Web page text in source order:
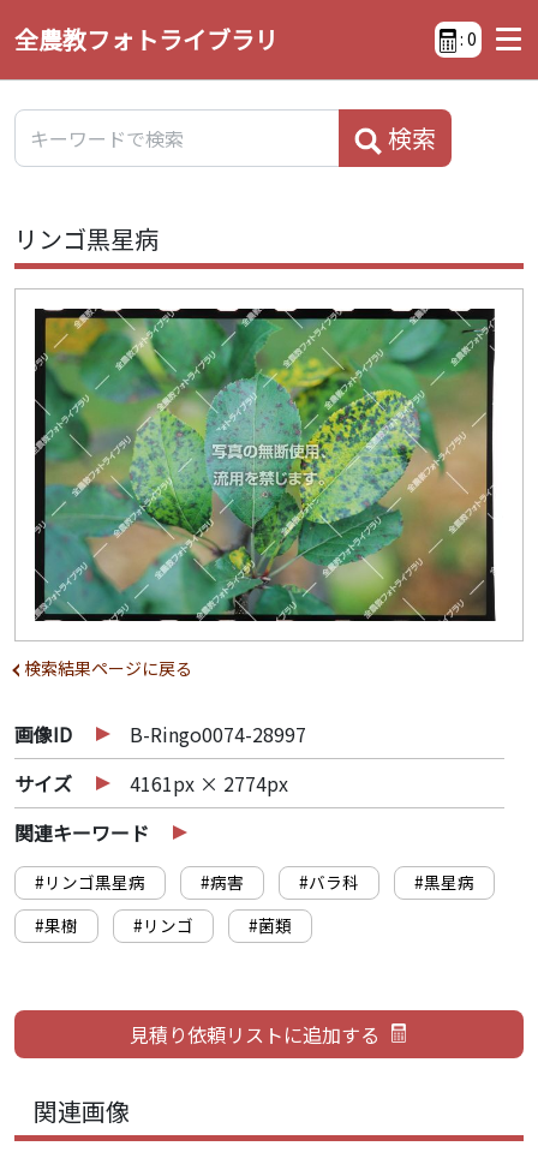
全農教フォトライブラリ : 0
検索
リンゴ黒星病
検索結果ページに戻る
画像ID
B-Ringo0074-28997
サイズ
4161px × 2774px
関連キーワード
#リンゴ黒星病 #病害 #バラ科
#黒星病
#果樹
#リンゴ #菌類
関連画像